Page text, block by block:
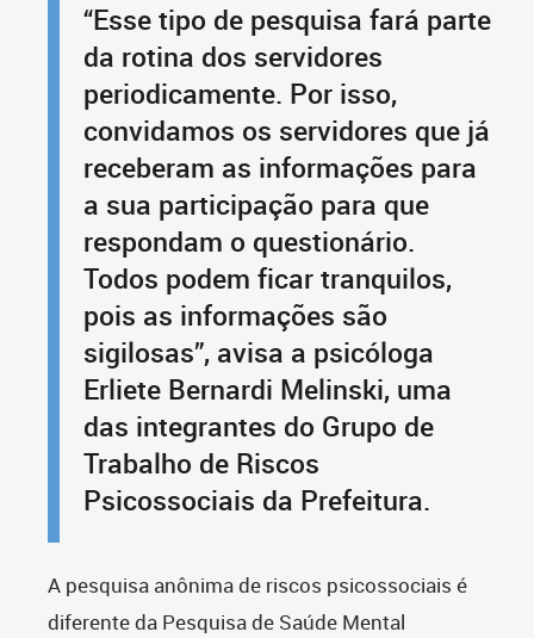
“Esse tipo de pesquisa fará parte
da rotina dos servidores
periodicamente. Por isso,
convidamos os servidores que já
receberam as informações para
a sua participação para que
respondam o questionário.
Todos podem ficar tranquilos,
pois as informações são
sigilosas”, avisa a psicóloga
Erliete Bernardi Melinski, uma
das integrantes do Grupo de
Trabalho de Riscos
Psicossociais da Prefeitura.
A pesquisa anônima de riscos psicossociais é
diferente da Pesquisa de Saúde Mental